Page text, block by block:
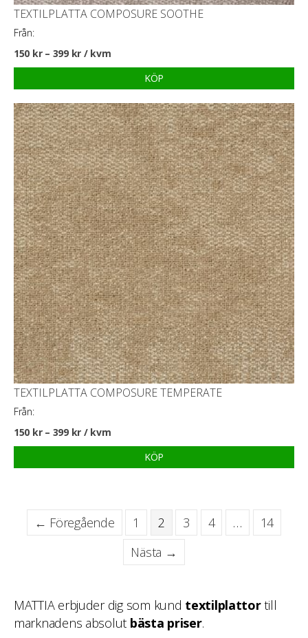
TEXTILPLATTA COMPOSURE SOOTHE
Från:
150 kr– 399 kr/ kvm
KÖP
TEXTILPLATTA COMPOSURE TEMPERATE
Från:
150 kr– 399 kr/ kvm
KÖP
← Föregående 1 2 3 4 …
14
Nästa →
MATTIA erbjuder dig som kund textilplattortill
marknadens absolut bästa priser.